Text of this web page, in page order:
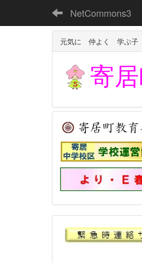
NetCommons3
元気に 仲よく 学ぶ子
寄